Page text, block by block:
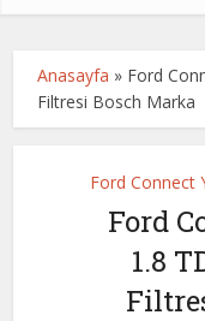
Anasayfa » Ford
Filtresi Bosch Marka
Ford Connect
Ford
1.8